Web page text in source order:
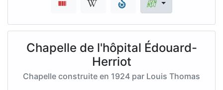
Chapelle de l'hôpital Édouard-
Herriot
Chapelle construite en 1924 par Louis Thomas